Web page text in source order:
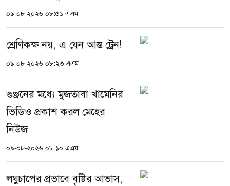
০৯-০৮-২০২৬ ০৮:৫১ এএম
শ্রেণিকক্ষ নয়, এ যেন আস্ত ট্রেন!
০৯-০৮-২০২৬ ০৮:২৩ এএম
গুঞ্জনের মধ্যে মুজতাবা খামেনির
ভিডিও প্রকাশ করল মেহের
নিউজ
০৯-০৮-২০২৬ ০৮:১০ এএম
লঘুচাপের প্রভাবে বৃষ্টির আভাস,